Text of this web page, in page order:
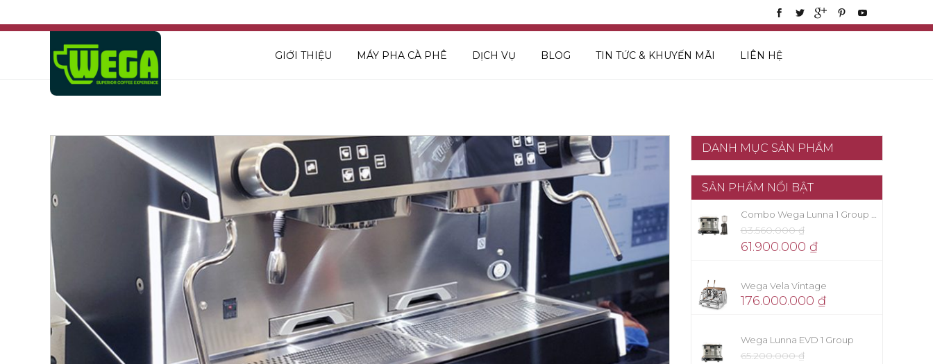
GIỚI THIỆU MÁY PHA CÀ PHÊ DỊCH VỤ BLOG TIN TỨC & KHUYẾN MÃI LIÊN HỆ
DANH MỤC SẢN PHẨM
SẢN PHẨM NỔI BẬT
83.560.000₫
61.900.000 ₫
Wega Vela Vintage
176.000.000 ₫
Wega Lunna EVD 1 Group
65.200.000₫